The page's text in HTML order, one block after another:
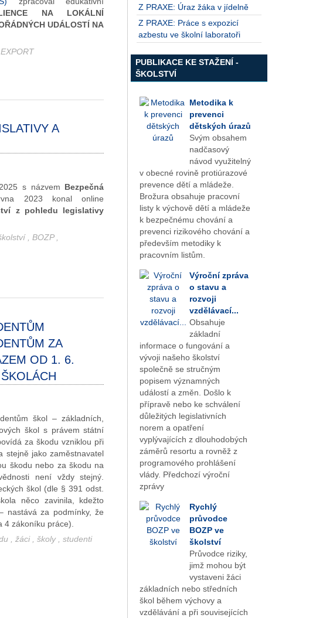
NA LOKÁLNÍ
UDÁLOSTÍ NA
EXPORT
A
s názvem Bezpečná
2023 konal online
z pohledu legislativy
, BOZP ,
ZA
OD 1. 6.
škol – základních,
škol s právem státní
za škodu vzniklou při
stejně jako zaměstnavatel
škodu nebo za škodu na
není vždy stejný.
škol (dle § 391 odst.
něco zavinila, kdežto
nastává za podmínky, že
zákoníku práce).
žáci školy
studenti
Z PRAXE: Úraz žáka v jídelně
Z PRAXE: Práce s expozicí
azbestu ve školní laboratoři
PUBLIKACE KE STAŽENÍ -
ŠKOLSTVÍ
Metodika k
prevenci
dětských úrazů
Svým obsahem
nadčasový
návod využitelný
v obecné rovině protiúrazové
prevence dětí a mládeže.
Brožura obsahuje pracovní
listy k výchově dětí a mládeže
k bezpečnému chování a
prevenci rizikového chování a
především metodiky k
pracovním listům.
Výroční zpráva
o stavu a
rozvoji
vzdělávací...
Obsahuje
základní
informace o fungování a
vývoji našeho školství
společně se stručným
popisem významných
událostí a změn. Došlo k
přípravě nebo ke schválení
důležitých legislativních
norem a opatření
vyplývajících z dlouhodobých
záměrů resortu a rovněž z
programového prohlášení
vlády. Předchozí výroční
zprávy
Rychlý
průvodce
BOZP ve
školství
Průvodce riziky,
jimž mohou být
vystaveni žáci
základních nebo středních
škol během výchovy a
vzdělávání a při souvisejících